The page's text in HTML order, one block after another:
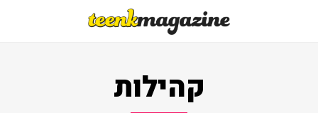
קהילות